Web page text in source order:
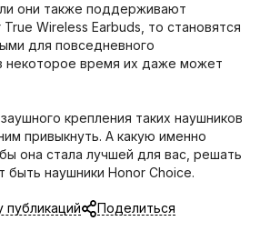
они также поддерживают
Wireless Earbuds, то становятся
для повседневного
некоторое время их даже может
крепления таких наушников
привыкнуть. А какую именно
она стала лучшей для вас, решать
быть наушники Honor Choice.
публикаций Поделиться